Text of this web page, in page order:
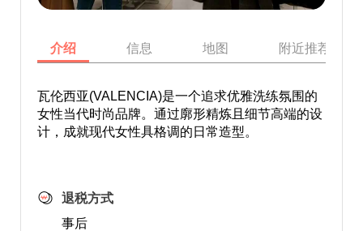
介绍 信息 地图 附近推荐景点
瓦伦西亚(VALENCIA)是一个追求优雅洗练氛围的
女性当代时尚品牌。通过廓形精炼且细节高端的设
计，成就现代女性具格调的日常造型。
退税方式
事后